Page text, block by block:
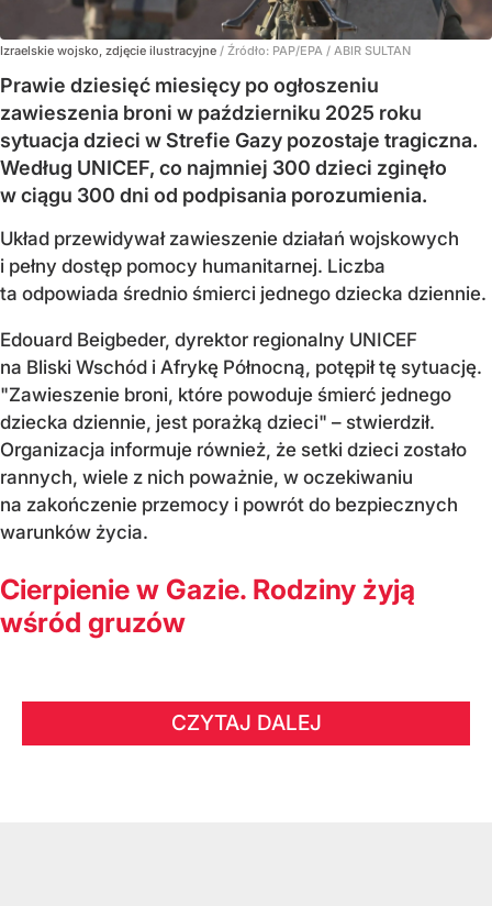
Izraelskie wojsko, zdjęcie ilustracyjne / Źródło: PAP/EPA / ABIR SULTAN
Prawie dziesięć miesięcy po ogłoszeniu
zawieszenia broni w październiku 2025 roku
sytuacja dzieci w Strefie Gazy pozostaje tragiczna.
Według UNICEF, co najmniej 300 dzieci zginęło
w ciągu 300 dni od podpisania porozumienia.
Układ przewidywał zawieszenie działań wojskowych
i pełny dostęp pomocy humanitarnej. Liczba
ta odpowiada średnio śmierci jednego dziecka dziennie.
Edouard Beigbeder, dyrektor regionalny UNICEF
na Bliski Wschód i Afrykę Północną, potępił tę sytuację.
"Zawieszenie broni, które powoduje śmierć jednego
dziecka dziennie, jest porażką dzieci" – stwierdził.
Organizacja informuje również, że setki dzieci zostało
rannych, wiele z nich poważnie, w oczekiwaniu
na zakończenie przemocy i powrót do bezpiecznych
warunków życia.
Cierpienie w Gazie. Rodziny żyją
wśród gruzów
CZYTAJ DALEJ